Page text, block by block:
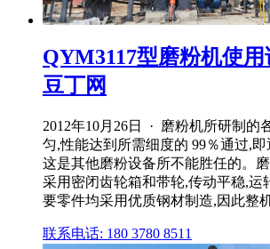
QYM3117型磨粉机使用
豆丁网
2012年10月26日 · 磨粉机所研制的
匀,性能达到所需细度的 99％通过,即
这是其他磨粉设备所不能胜任的。
采用密闭齿轮箱和带轮,传动平稳,运
要零件均采用优质钢材制造,因此整
联系电话: 180 3780 8511